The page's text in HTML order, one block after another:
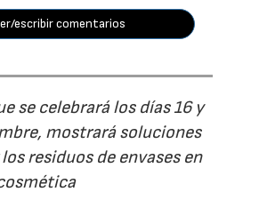
escribir comentarios
se celebrará los días 16 y
mostrará soluciones
residuos de envases en